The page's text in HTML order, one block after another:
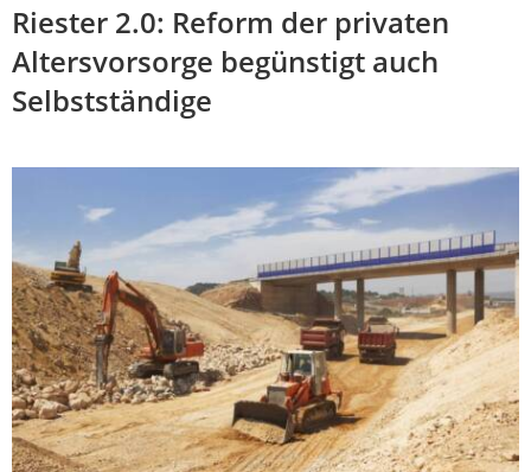
Riester 2.0: Reform der privaten
Altersvorsorge begünstigt auch
Selbstständige